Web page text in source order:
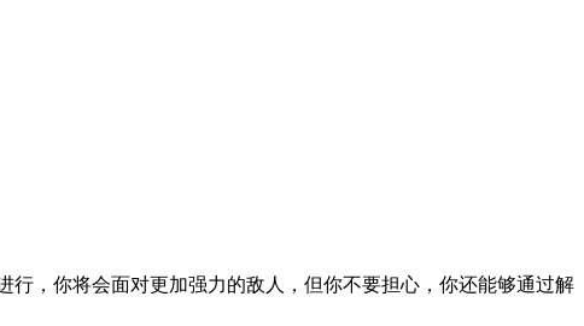
，你将会面对更加强力的敌人，但你不要担心，你还能够通过解